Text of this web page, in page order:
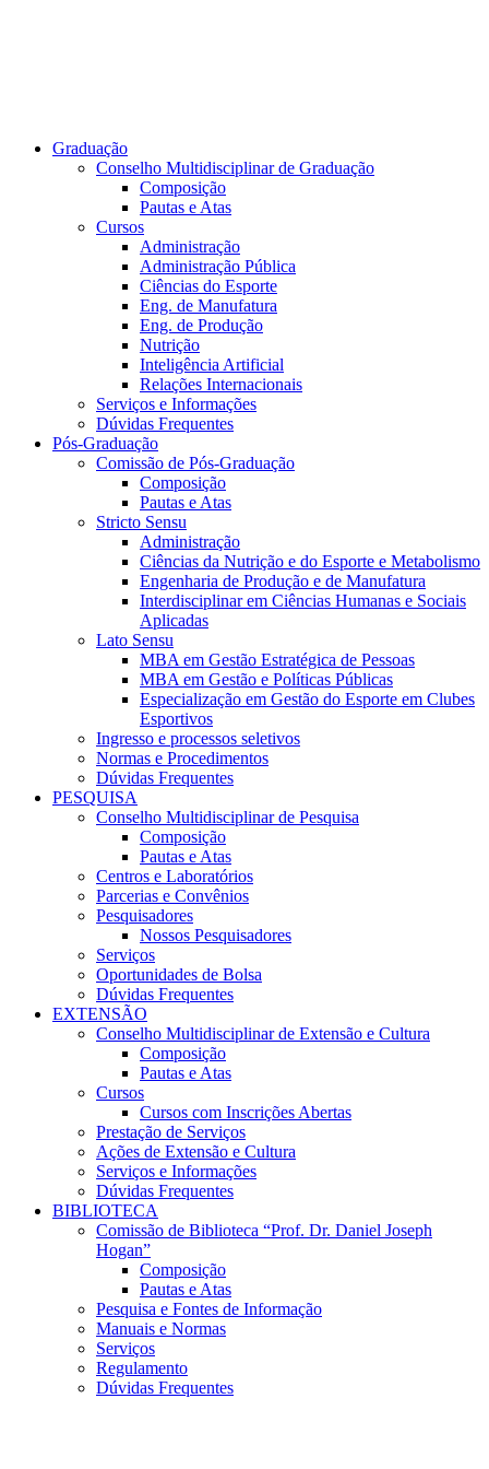
Graduação
Conselho Multidisciplinar de Graduação
Composição
Pautas e Atas
Cursos
Administração
Administração Pública
Ciências do Esporte
Eng. de Manufatura
Eng. de Produção
Nutrição
Inteligência Artificial
Relações Internacionais
Serviços e Informações
Dúvidas Frequentes
Pós-Graduação
Comissão de Pós-Graduação
Composição
Pautas e Atas
Stricto Sensu
Administração
Ciências da Nutrição e do Esporte e Metabolismo
Engenharia de Produção e de Manufatura
Interdisciplinar em Ciências Humanas e Sociais
Aplicadas
Lato Sensu
MBA em Gestão Estratégica de Pessoas
MBA em Gestão e Políticas Públicas
Especialização em Gestão do Esporte em Clubes
Esportivos
Ingresso e processos seletivos
Normas e Procedimentos
Dúvidas Frequentes
PESQUISA
Conselho Multidisciplinar de Pesquisa
Composição
Pautas e Atas
Centros e Laboratórios
Parcerias e Convênios
Pesquisadores
Nossos Pesquisadores
Serviços
Oportunidades de Bolsa
Dúvidas Frequentes
EXTENSÃO
Conselho Multidisciplinar de Extensão e Cultura
Composição
Pautas e Atas
Cursos
Cursos com Inscrições Abertas
Prestação de Serviços
Ações de Extensão e Cultura
Serviços e Informações
Dúvidas Frequentes
BIBLIOTECA
Comissão de Biblioteca “Prof. Dr. Daniel Joseph
Hogan”
Composição
Pautas e Atas
Pesquisa e Fontes de Informação
Manuais e Normas
Serviços
Regulamento
Dúvidas Frequentes